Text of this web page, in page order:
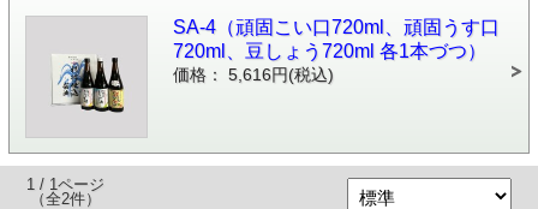
SA-4（頑固こい口720ml、頑固うす口
720ml、豆しょう720ml 各1本づつ）
価格： 5,616円(税込)
1 / 1ページ
（全2件）